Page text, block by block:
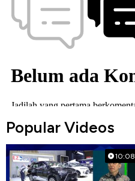
Popular Videos
10:08